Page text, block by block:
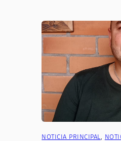
NOTICIA PRINCIPAL